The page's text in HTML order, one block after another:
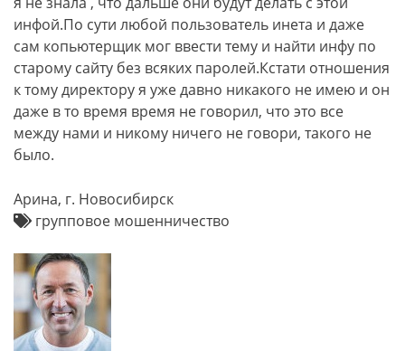
инфой.По сути любой пользователь инета и даже
сам копьютерщик мог ввести тему и найти инфу по
старому сайту без всяких паролей.Кстати отношения
к тому директору я уже давно никакого не имею и он
даже в то время время не говорил, что это все
между нами и никому ничего не говори, такого не
было.
Арина, г. Новосибирск
групповое мошенничество